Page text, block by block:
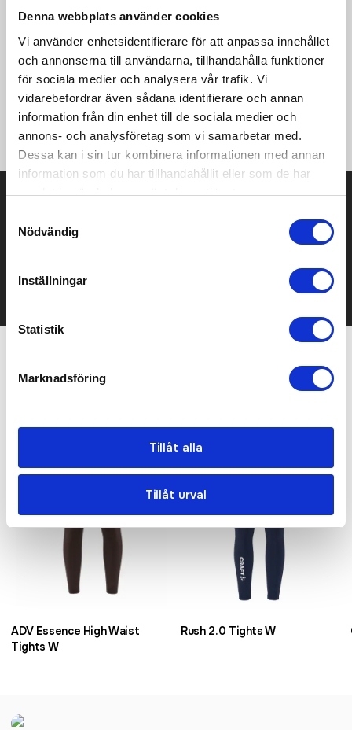
Denna webbplats använder cookies
Vi använder enhetsidentifierare för att anpassa innehållet
och annonserna till användarna, tillhandahålla funktioner
för sociala medier och analysera vår trafik. Vi
vidarebefordrar även sådana identifierare och annan
information från din enhet till de sociala medier och
annons- och analysföretag som vi samarbetar med.
Dessa kan i sin tur kombinera informationen med annan
information som du har tillhandahållit eller som de har
samlat in när du har använt deras tjänster.
Nödvändig
Inställningar
Statistik
Marknadsföring
Tillåt alla
Tillåt urval
ADV Essence ShortTights 2 är högfunktionella, korta
träningstights gjorda i ett mjukt material av återvunnen
polyester och stretchig elastan. Tightsen har även bred resår i
midjan med justerbar dragsko för optimal passform och hög
komfort. • Mycket mjuk trikå av återvunnen polyester och
elastan • Bred midjeresår med justerbar dragsko • Stora
ytterfickor på benen • Nyckelficka i midjan • Medelhög midja
Prisuppgift på mailen?
Kontakta oss här för att få förslag på produkt och pris över
Relaterade produkter
ADV Essence High Waist
Tights W
Rush 2.0 Tights W